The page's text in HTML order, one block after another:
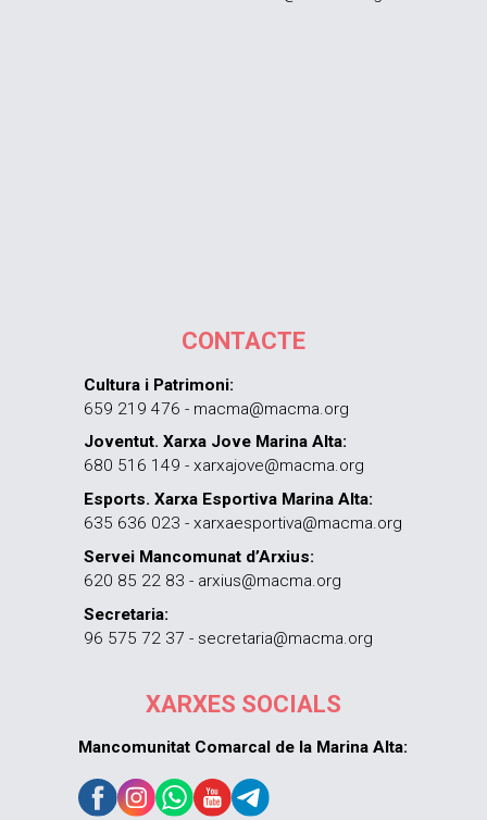
CONTACTE
Cultura i Patrimoni:
659 219 476 - macma@macma.org
Joventut. Xarxa Jove Marina Alta:
680 516 149 - xarxajove@macma.org
Esports. Xarxa Esportiva Marina Alta:
635 636 023 - xarxaesportiva@macma.org
Servei Mancomunat d’Arxius:
620 85 22 83 - arxius@macma.org
Secretaria:
96 575 72 37 - secretaria@macma.org
XARXES SOCIALS
Mancomunitat Comarcal de la Marina Alta: